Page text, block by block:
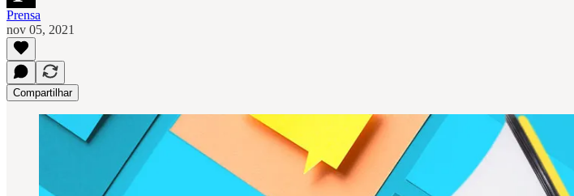
Prensa
nov 05, 2021
Compartilhar